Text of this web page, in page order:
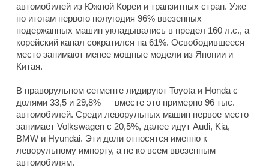
автомобилей из Южной Кореи и транзитных стран. Уже
по итогам первого полугодия 96% ввезенных
подержанных машин укладывались в предел 160 л.с., а
корейский канал сократился на 61%. Освободившееся
место занимают менее мощные модели из Японии и
Китая.
В праворульном сегменте лидируют Toyota и Honda с
долями 33,5 и 29,8% — вместе это примерно 96 тыс.
автомобилей. Среди леворульных машин первое место
занимает Volkswagen с 20,5%, далее идут Audi, Kia,
BMW и Hyundai. Эти доли относятся именно к
леворульному импорту, а не ко всем ввезенным
автомобилям.